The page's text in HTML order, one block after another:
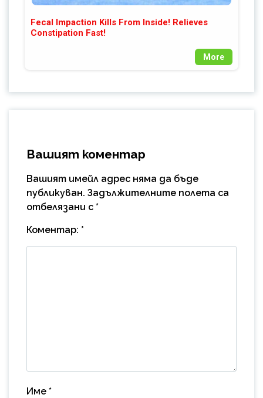
Fecal Impaction Kills From Inside! Relieves
Constipation Fast!
More
Вашият коментар
Вашият имейл адрес няма да бъде
публикуван. Задължителните полета са
отбелязани с *
Коментар: *
Име *